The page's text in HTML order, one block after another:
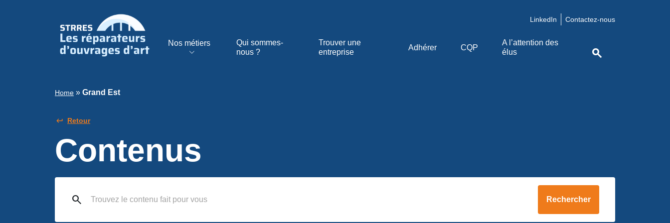
LinkedIn Contactez-nous
Nos métiers
Qui sommes-
nous ?
Trouver une
entreprise
Adhérer CQP
A l’attention des
élus
search
Home » Grand Est
Retour
Contenus
search Rechercher